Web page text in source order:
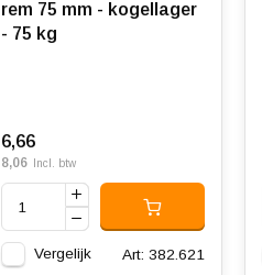
rem 75 mm - kogellager
- 75 kg
6,66
8,06 Incl. btw
Vergelijk Art: 382.621